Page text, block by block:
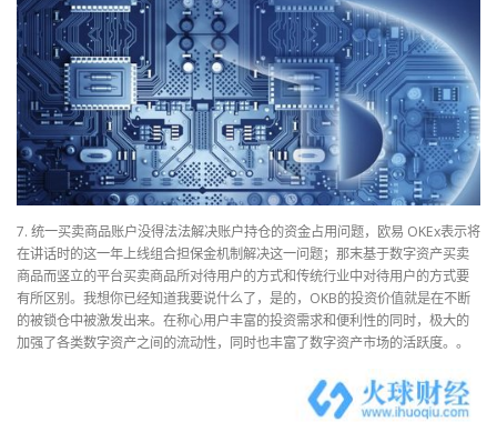
7. 统一买卖商品账户没得法法解决账户持仓的资金占用问题，欧易 OKEx表示将
在讲话时的这一年上线组合担保金机制解决这一问题；那末基于数字资产买卖
商品而竖立的平台买卖商品所对待用户的方式和传统行业中对待用户的方式要
有所区别。我想你已经知道我要说什么了，是的，OKB的投资价值就是在不断
的被锁仓中被激发出来。在称心用户丰富的投资需求和便利性的同时，极大的
加强了各类数字资产之间的流动性，同时也丰富了数字资产市场的活跃度。。